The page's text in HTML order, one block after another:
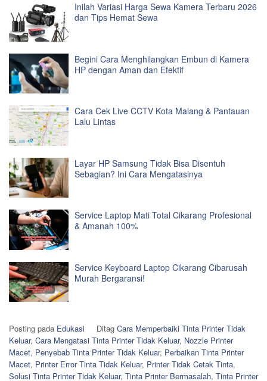
Inilah Variasi Harga Sewa Kamera Terbaru 2026
dan Tips Hemat Sewa
Begini Cara Menghilangkan Embun di Kamera
HP dengan Aman dan Efektif
Cara Cek Live CCTV Kota Malang & Pantauan
Lalu Lintas
Layar HP Samsung Tidak Bisa Disentuh
Sebagian? Ini Cara Mengatasinya
Service Laptop Mati Total Cikarang Profesional
& Amanah 100%
Service Keyboard Laptop Cikarang Cibarusah
Murah Bergaransi!
Posting pada Edukasi Ditag Cara Memperbaiki Tinta Printer Tidak
Keluar, Cara Mengatasi Tinta Printer Tidak Keluar, Nozzle Printer
Macet, Penyebab Tinta Printer Tidak Keluar, Perbaikan Tinta Printer
Macet, Printer Error Tinta Tidak Keluar, Printer Tidak Cetak Tinta,
Solusi Tinta Printer Tidak Keluar, Tinta Printer Bermasalah, Tinta Printer